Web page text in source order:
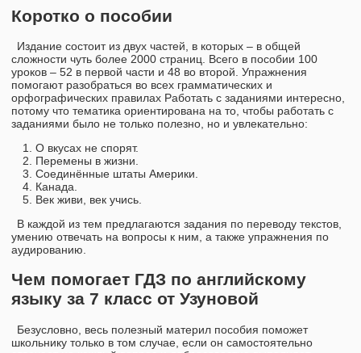
Коротко о пособии
Издание состоит из двух частей, в которых – в общей
сложности чуть более 2000 страниц. Всего в пособии 100
уроков – 52 в первой части и 48 во второй. Упражнения
помогают разобраться во всех грамматических и
орфографических правилах Работать с заданиями интересно,
потому что тематика ориентирована на то, чтобы работать с
заданиями было не только полезно, но и увлекательно:
О вкусах не спорят.
Перемены в жизни.
Соединённые штаты Америки.
Канада.
Век живи, век учись.
В каждой из тем предлагаются задания по переводу текстов,
умению отвечать на вопросы к ним, а также упражнения по
аудированию.
Чем помогает ГДЗ по английскому
языку за 7 класс от Узуновой
Безусловно, весь полезный материл пособия поможет
школьнику только в том случае, если он самостоятельно